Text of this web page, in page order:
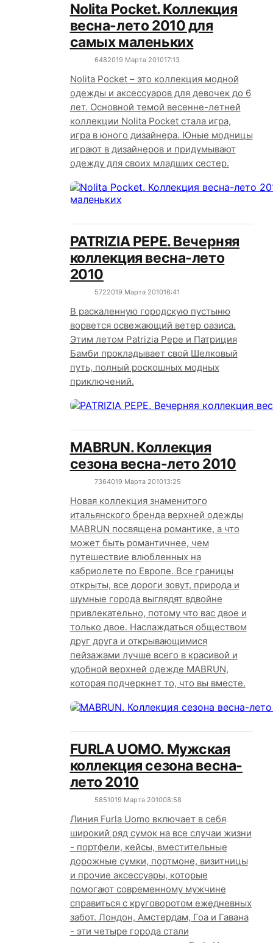
Nolita Pocket. Коллекция
весна-лето 2010 для
самых маленьких
6482019 Марта 201017:13
Nolita Pocket – это коллекция модной
одежды и аксессуаров для девочек до 6
лет. Основной темой весенне-летней
коллекции Nolita Pocket стала игра,
игра в юного дизайнера. Юные модницы
играют в дизайнеров и придумывают
одежду для своих младших сестер.
PATRIZIA PEPE. Вечерняя
коллекция весна-лето
2010
5722019 Марта 201016:41
В раскаленную городскую пустыню
ворвется освежающий ветер оазиса.
Этим летом Patrizia Pepe и Патриция
Бамби прокладывает свой Шелковый
путь, полный роскошных модных
приключений.
MABRUN. Коллекция
сезона весна-лето 2010
7364019 Марта 201013:25
Новая коллекция знаменитого
итальянского бренда верхней одежды
MABRUN посвящена романтике, а что
может быть романтичнее, чем
путешествие влюбленных на
кабриолете по Европе. Все границы
открыты, все дороги зовут, природа и
шумные города выглядят вдвойне
привлекательно, потому что вас двое и
только двое. Наслаждаться обществом
друг друга и открывающимися
пейзажами лучше всего в красивой и
удобной верхней одежде MABRUN,
которая подчеркнет то, что вы вместе.
FURLA UOMO. Мужская
коллекция сезона весна-
лето 2010
5851019 Марта 201008:58
Линия Furla Uomo включает в себя
широкий ряд сумок на все случаи жизни
- портфели, кейсы, вместительные
дорожные сумки, портмоне, визитницы
и прочие аксессуары, которые
помогают современному мужчине
справиться с круговоротом ежедневных
забот. Лондон, Амстердам, Гоа и Гавана
- эти четыре города стали